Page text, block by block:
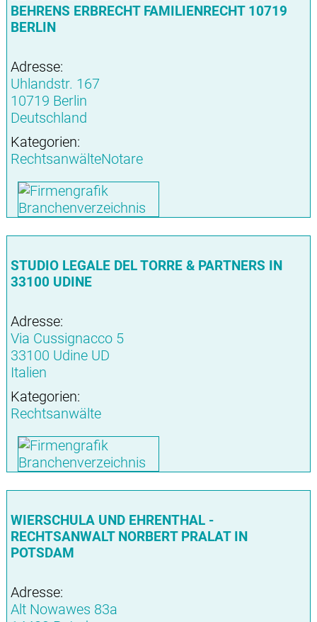
BEHRENS ERBRECHT FAMILIENRECHT 10719
BERLIN
Adresse:
Uhlandstr. 167
10719 Berlin
Deutschland
Kategorien:
RechtsanwälteNotare
STUDIO LEGALE DEL TORRE & PARTNERS IN
33100 UDINE
Adresse:
Via Cussignacco 5
33100 Udine UD
Italien
Kategorien:
Rechtsanwälte
WIERSCHULA UND EHRENTHAL -
RECHTSANWALT NORBERT PRALAT IN
POTSDAM
Adresse:
Alt Nowawes 83a